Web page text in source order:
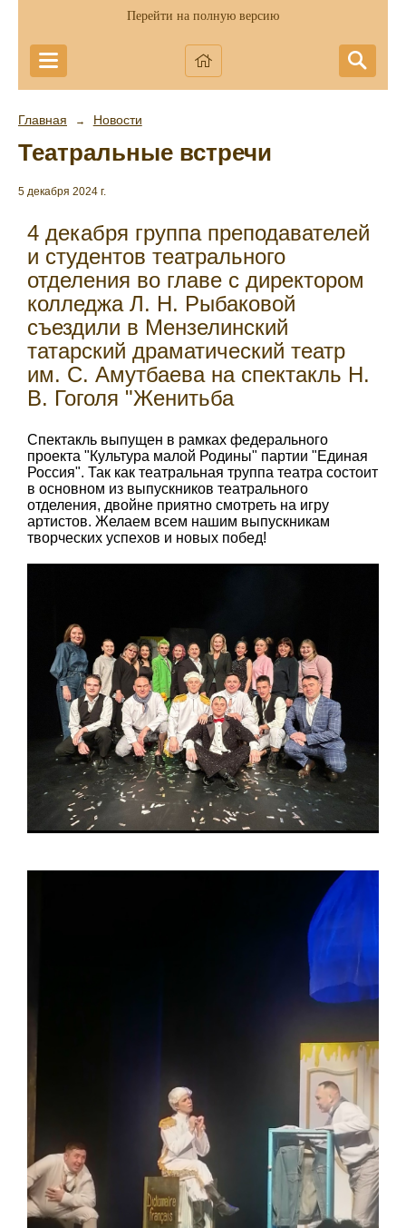
Перейти на полную версию
Главная → Новости
Театральные встречи
5 декабря 2024 г.
4 декабря группа преподавателей
и студентов театрального
отделения во главе с директором
колледжа Л. Н. Рыбаковой
съездили в Мензелинский
татарский драматический театр
им. С. Амутбаева на спектакль Н.
В. Гоголя "Женитьба
Спектакль выпущен в рамках федерального
проекта "Культура малой Родины" партии "Единая
Россия". Так как театральная труппа театра состоит
в основном из выпускников театрального
отделения, двойне приятно смотреть на игру
артистов. Желаем всем нашим выпускникам
творческих успехов и новых побед!